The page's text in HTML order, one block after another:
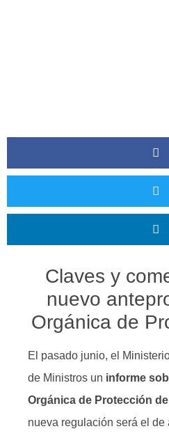
Claves y
nuevo
Orgánica de
El pasado junio, el
de Ministros un informe
Orgánica de Protección
nueva regulación será el